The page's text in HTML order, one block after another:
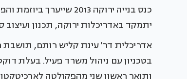
כנס בנייה ירוקה 2013
יתמקד באדריכלות ירוקה, תכנון
אדריכלית דר' עינת קליש רותם,
ותואר ראשון שני מהפקולטה